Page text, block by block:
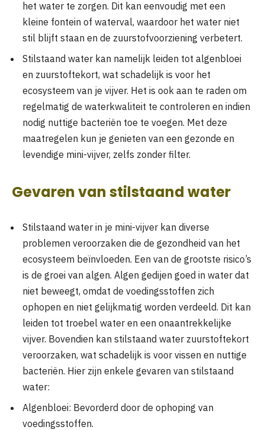
het water te zorgen. Dit kan eenvoudig met een
kleine fontein of waterval, waardoor het water niet
stil blijft staan en de zuurstofvoorziening verbetert.
Stilstaand water kan namelijk leiden tot algenbloei
en zuurstoftekort, wat schadelijk is voor het
ecosysteem van je vijver. Het is ook aan te raden om
regelmatig de waterkwaliteit te controleren en indien
nodig nuttige bacteriën toe te voegen. Met deze
maatregelen kun je genieten van een gezonde en
levendige mini-vijver, zelfs zonder filter.
Gevaren van stilstaand water
Stilstaand water in je mini-vijver kan diverse
problemen veroorzaken die de gezondheid van het
ecosysteem beïnvloeden. Een van de grootste risico’s
is de groei van algen. Algen gedijen goed in water dat
niet beweegt, omdat de voedingsstoffen zich
ophopen en niet gelijkmatig worden verdeeld. Dit kan
leiden tot troebel water en een onaantrekkelijke
vijver. Bovendien kan stilstaand water zuurstoftekort
veroorzaken, wat schadelijk is voor vissen en nuttige
bacteriën. Hier zijn enkele gevaren van stilstaand
water:
Algenbloei: Bevorderd door de ophoping van
voedingsstoffen.